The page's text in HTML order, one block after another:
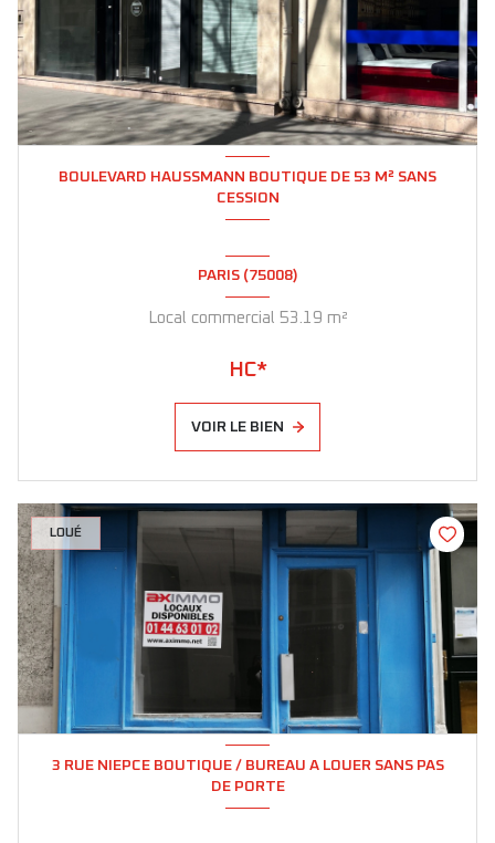
BOULEVARD HAUSSMANN BOUTIQUE DE 53 M² SANS
CESSION
PARIS (75008)
Local commercial 53.19 m²
HC*
VOIR LE BIEN
LOUÉ
3 RUE NIEPCE BOUTIQUE / BUREAU A LOUER SANS PAS
DE PORTE